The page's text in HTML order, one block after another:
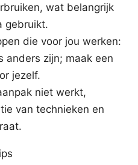
wat belangrijk
gebruikt.
die voor jou werken:
anders zijn; maak een
jezelf.
niet werkt,
van technieken en